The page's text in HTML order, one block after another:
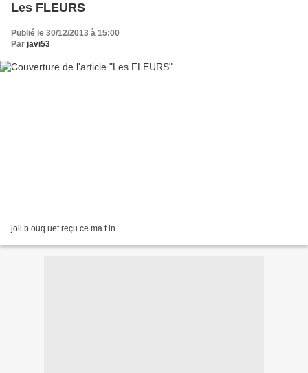
Les FLEURS
Publié le 30/12/2013 à 15:00
Par javi53
joli b ouq uet reçu ce ma t in